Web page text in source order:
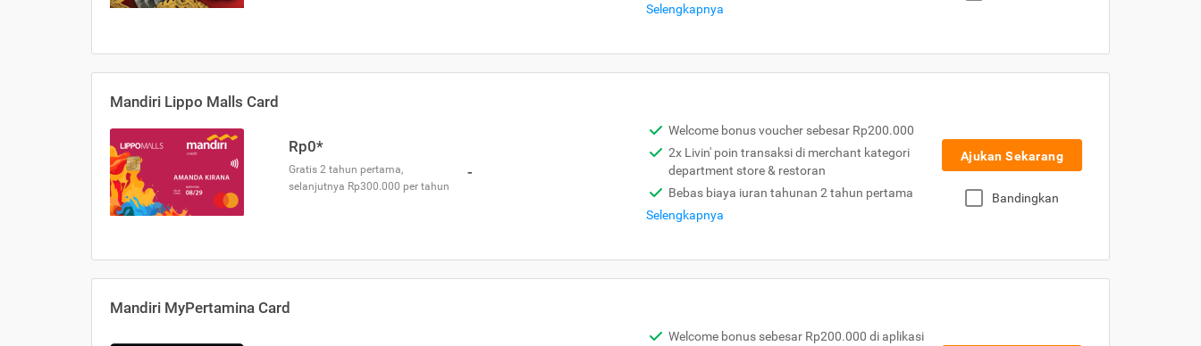
Selengkapnya
Mandiri Lippo Malls Card
Rp0*
Gratis 2 tahun pertama,
selanjutnya Rp300.000 per tahun
-
Welcome bonus voucher sebesar Rp200.000
2x Livin' poin transaksi di merchant kategori
department store & restoran
Bebas biaya iuran tahunan 2 tahun pertama
Selengkapnya
Ajukan Sekarang
Bandingkan
Mandiri MyPertamina Card
Welcome bonus sebesar Rp200.000 di aplikasi